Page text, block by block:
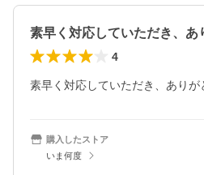
4
素早く対応していただき、ありが
購入したストア
いま何度